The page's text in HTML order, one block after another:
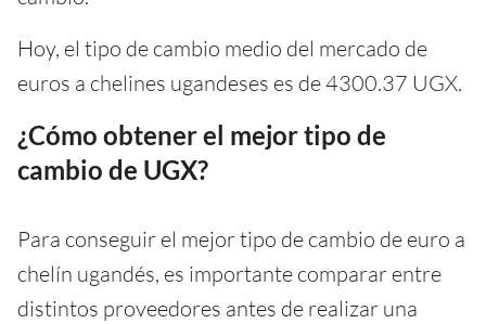
Hoy, el tipo de cambio medio del mercado de
euros a chelines ugandeses es de 4300.37 UGX.
¿Cómo obtener el mejor tipo de
cambio de UGX?
Para conseguir el mejor tipo de cambio de euro a
chelín ugandés, es importante comparar entre
distintos proveedores antes de realizar una